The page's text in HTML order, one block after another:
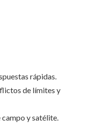
rápidas.
de límites y
y satélite.